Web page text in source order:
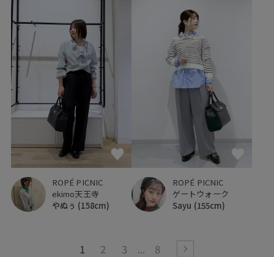
ROPÉ PICNIC
ekimo天王寺
やぬぅ (158cm)
ROPÉ PICNIC
ゲートウォーク
Sayu (155cm)
1 2 3 8